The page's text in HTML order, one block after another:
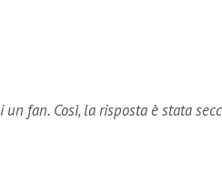
fan. Così, la risposta è stata